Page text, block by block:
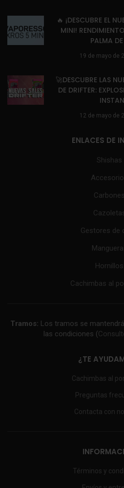
🔥 ¡DESCUBRE EL
MINI!
PALMA
19 de mayo de
🚀DESCUBRE LAS
DE DRIFTER:
12 de mayo de
ENLACES DE
Shishas
Carbones
Gestores de
Hornillos
Cachimbas al
Tramos: Los tramos se
las condiciones (
¿TE
Cachimbas al
Preguntas
Contacta con
Términos y